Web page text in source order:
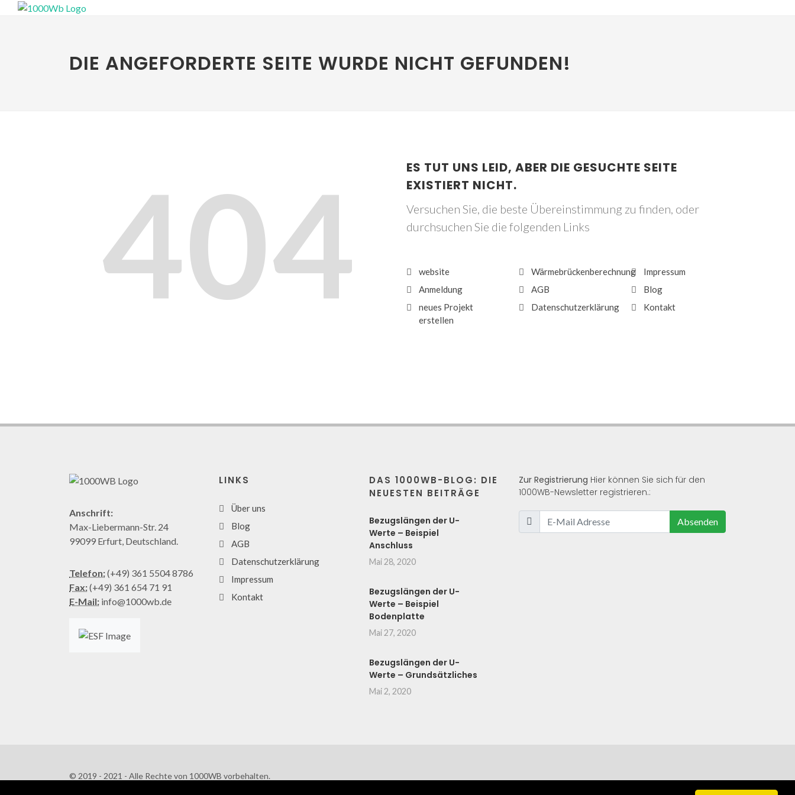
DIE ANGEFORDERTE SEITE WURDE NICHT GEFUNDEN!
404
ES TUT UNS LEID, ABER DIE GESUCHTE SEITE
EXISTIERT NICHT.
Versuchen Sie, die beste Übereinstimmung zu finden, oder
durchsuchen Sie die folgenden Links
website
Anmeldung
neues Projekt
erstellen
Wärmebrückenberechnung
AGB
Datenschutzerklärung
Impressum
Blog
Kontakt
Anschrift:
Max-Liebermann-Str. 24
99099 Erfurt, Deutschland.
Telefon:(+49) 361 5504 8786
Fax:(+49) 361 654 71 91
E-Mail: info@1000wb.de
LINKS
Über uns
Blog
AGB
Datenschutzerklärung
Impressum
Kontakt
DAS 1000WB-BLOG: DIE
NEUESTEN BEITRÄGE
Bezugslängen der U-
Werte – Beispiel
Anschluss
Mai 28, 2020
Bezugslängen der U-
Werte – Beispiel
Bodenplatte
Mai 27, 2020
Bezugslängen der U-
Werte – Grundsätzliches
Mai 2, 2020
Zur Registrierung Hier können Sie sich für den
1000WB-Newsletter registrieren.:
Absenden
© 2019 - 2021 - Alle Rechte von 1000WB vorbehalten.